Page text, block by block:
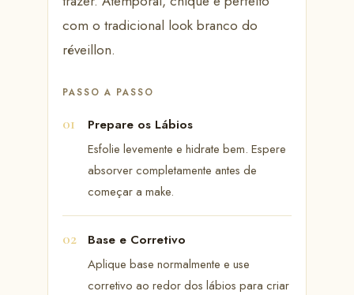
com o tradicional look branco do
réveillon.
PASSO A PASSO
Prepare os Lábios
Esfolie levemente e hidrate bem. Espere
absorver completamente antes de
começar a make.
Base e Corretivo
Aplique base normalmente e use
corretivo ao redor dos lábios para criar